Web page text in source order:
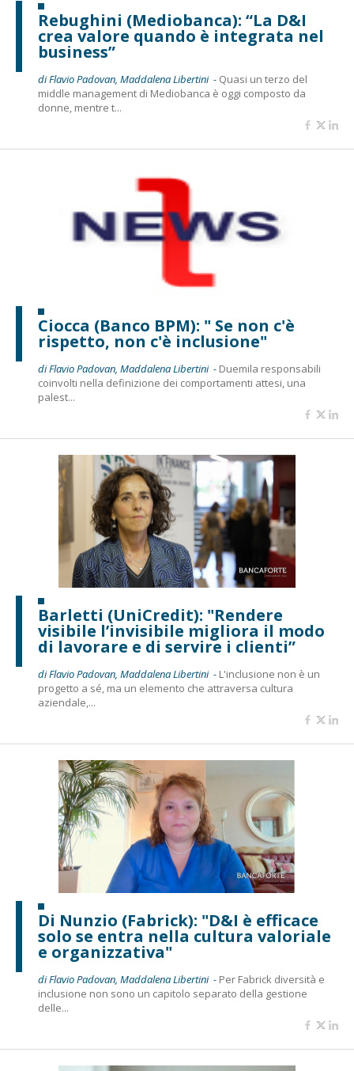
Rebughini (Mediobanca): “La D&I
crea valore quando è integrata nel
business”
di Flavio Padovan, Maddalena Libertini - Quasi un terzo del
middle management di Mediobanca è oggi composto da
donne, mentre t...
Ciocca (Banco BPM): " Se non c'è
rispetto, non c'è inclusione"
di Flavio Padovan, Maddalena Libertini - Duemila responsabili
coinvolti nella definizione dei comportamenti attesi, una
palest...
Barletti (UniCredit): "Rendere
visibile l’invisibile migliora il modo
di lavorare e di servire i clienti”
di Flavio Padovan, Maddalena Libertini - L'inclusione non è un
progetto a sé, ma un elemento che attraversa cultura
aziendale,...
Di Nunzio (Fabrick): "D&I è efficace
solo se entra nella cultura valoriale
e organizzativa"
di Flavio Padovan, Maddalena Libertini - Per Fabrick diversità e
inclusione non sono un capitolo separato della gestione
delle...